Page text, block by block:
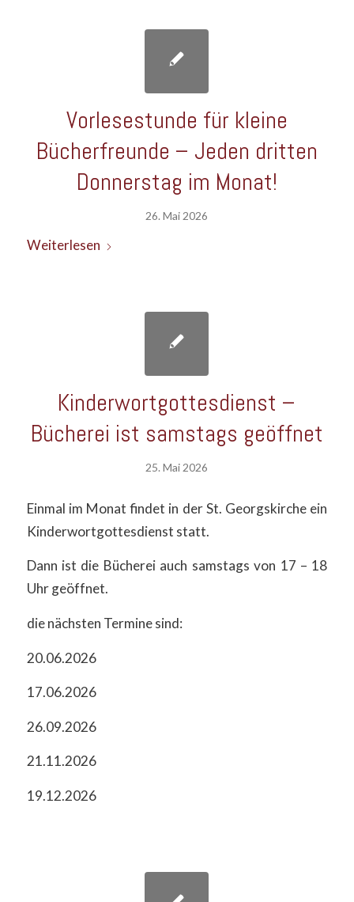
Vorlesestunde für kleine
Bücherfreunde – Jeden dritten
Donnerstag im Monat!
26. Mai 2026
Weiterlesen
Kinderwortgottesdienst –
Bücherei ist samstags geöffnet
25. Mai 2026
Einmal im Monat findet in der St. Georgskirche ein
Kinderwortgottesdienst statt.
Dann ist die Bücherei auch samstags von 17 – 18
Uhr geöffnet.
die nächsten Termine sind:
20.06.2026
17.06.2026
26.09.2026
21.11.2026
19.12.2026